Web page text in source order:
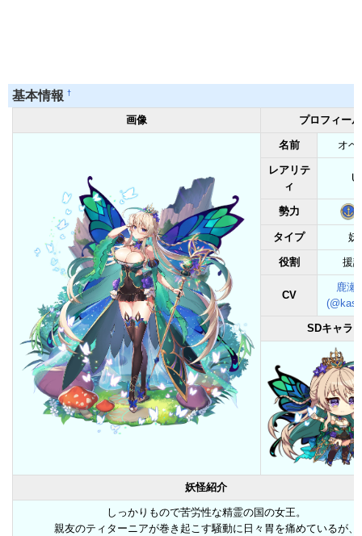
基本情報 †
画像 プロフィール
名前 オベ
レアリテ
ィ
勢力
タイプ 妖
役割 援
CV
鹿瀬
SDキャラ
妖怪紹介
しっかりもので苦労性な精霊の国の女王。
親友のティターニアが巻き起こす騒動に日々胃を痛めているが、